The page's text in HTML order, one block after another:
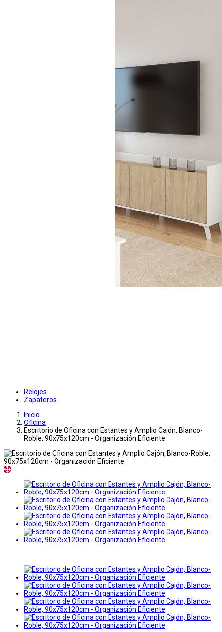
Relojes
Zapateros
Inicio
Oficina
Escritorio de Oficina con Estantes y Amplio Cajón, Blanco-
Roble, 90x75x120cm - Organización Eficiente